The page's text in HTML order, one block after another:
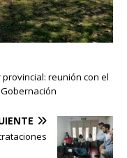
reunión con el